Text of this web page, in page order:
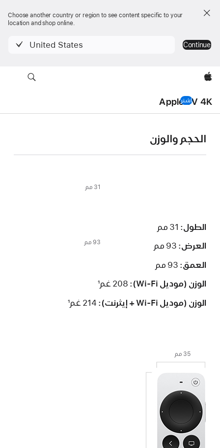
Choose another country or region to see content specific to your
location and shop online.
United States Continue
Apple‏
Apple TV 4K‏
اشترApple TV 4K‏
-
المواصفات
الحجم والوزن‏‏‏‏‏
93 مم
31 مم
الطول:
العرض:
العمق:
الوزن (موديل Wi-Fi):
1
الوزن (موديل Wi-Fi + إيثرنت):
1
35 مم